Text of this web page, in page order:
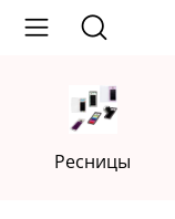
Ресницы